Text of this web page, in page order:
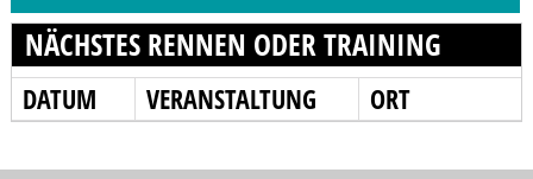
NÄCHSTES RENNEN ODER TRAINING
DATUM VERANSTALTUNG ORT